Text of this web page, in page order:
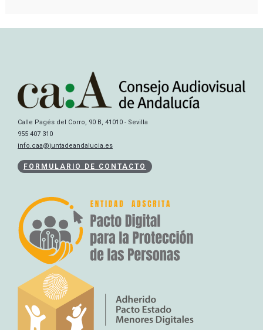
Calle Pagés del Corro, 90 B, 41010 - Sevilla
955 407 310
info.caa@juntadeandalucia.es
FORMULARIO DE CONTACTO